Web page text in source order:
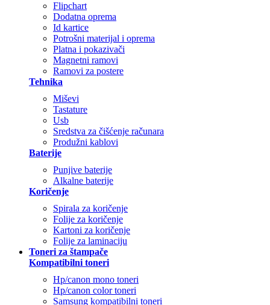
Flipchart
Dodatna oprema
Id kartice
Potrošni materijal i oprema
Platna i pokazivači
Magnetni ramovi
Ramovi za postere
Tehnika
Miševi
Tastature
Usb
Sredstva za čišćenje računara
Produžni kablovi
Baterije
Punjive baterije
Alkalne baterije
Koričenje
Spirala za koričenje
Folije za koričenje
Kartoni za koričenje
Folije za laminaciju
Toneri za štampače
Kompatibilni toneri
Hp/canon mono toneri
Hp/canon color toneri
Samsung kompatibilni toneri